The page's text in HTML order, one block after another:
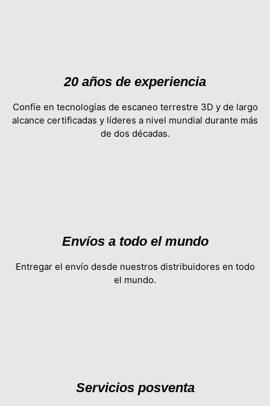
20 años de experiencia
Confíe en tecnologías de escaneo terrestre 3D y de largo
alcance certificadas y líderes a nivel mundial durante más
de dos décadas.
Envíos a todo el mundo
Entregar el envío desde nuestros distribuidores en todo
el mundo.
Servicios posventa